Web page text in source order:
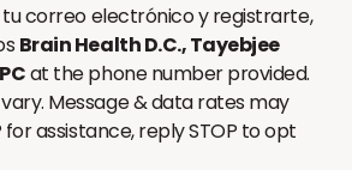
correo electrónico y registrarte,
Brain Health D.C., Tayebjee
at the phone number provided.
Message & data rates may
for assistance, reply STOP to opt